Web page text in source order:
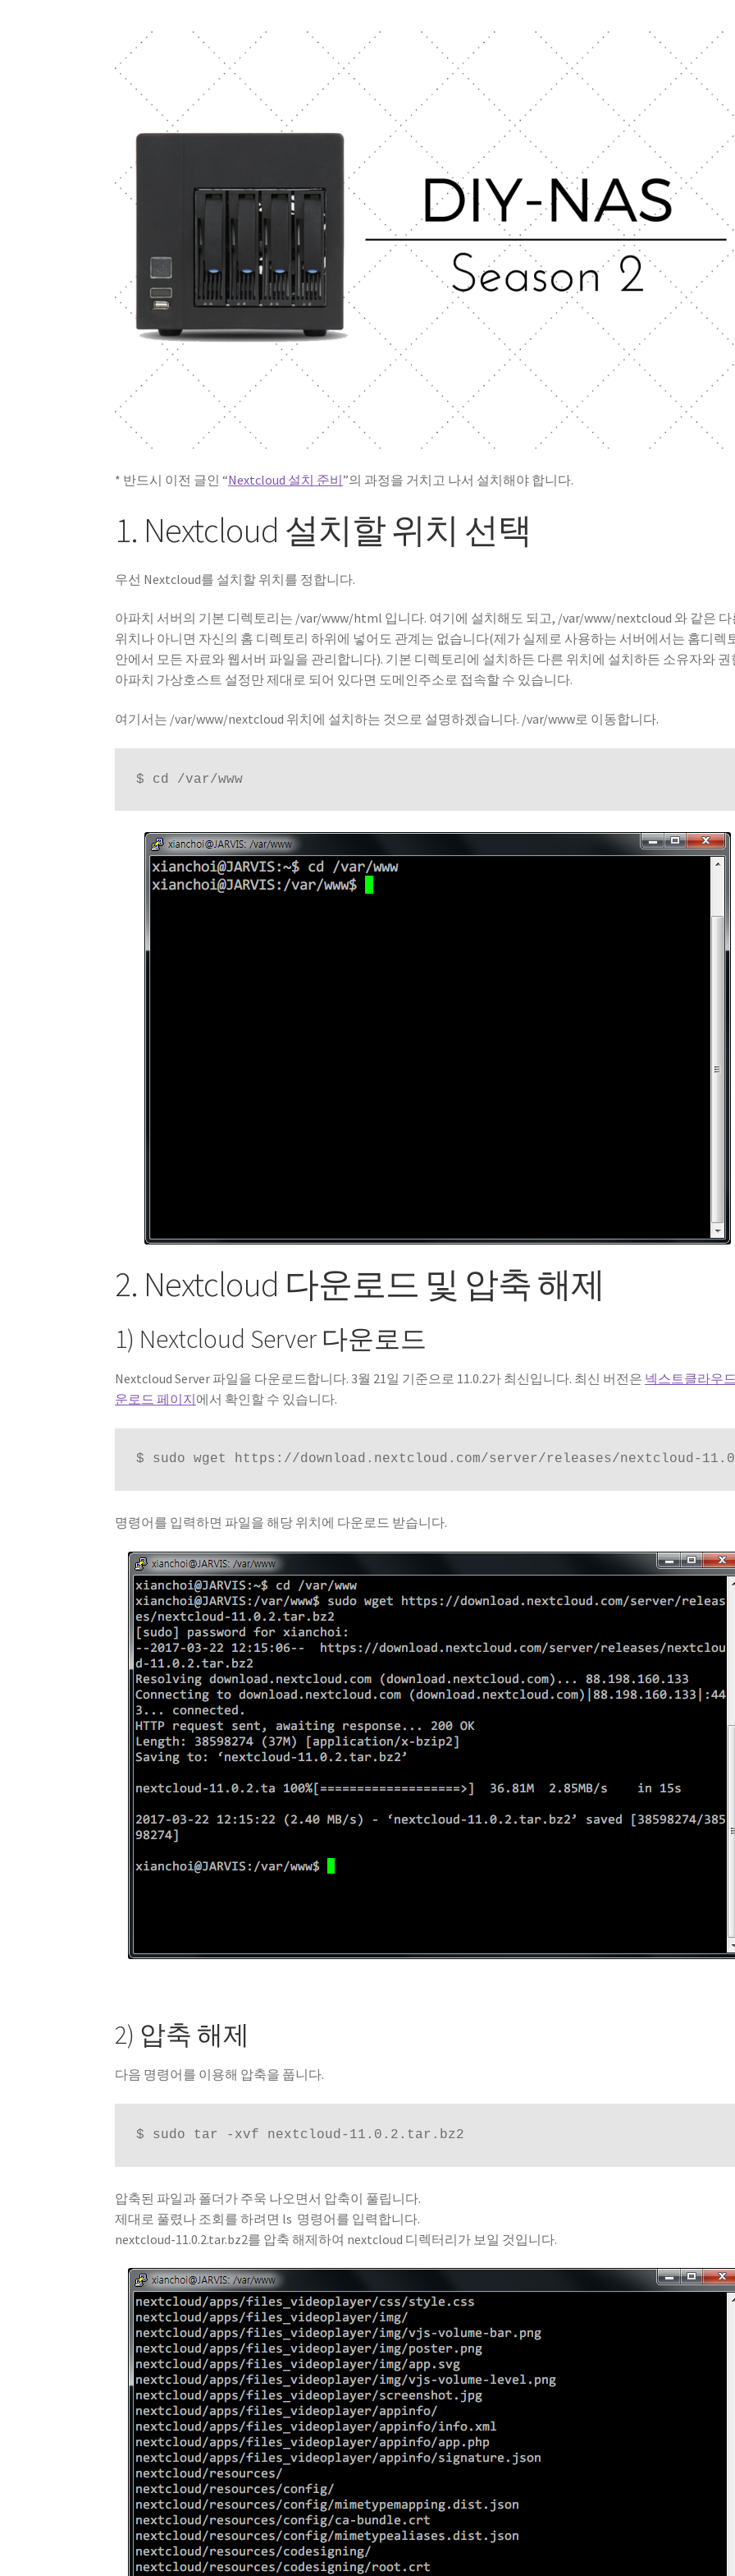
* 반드시 이전 글인 “Nextcloud 설치 준비”의 과정을 거치고 나서 설치해야 합니다.
1. Nextcloud 설치할 위치 선택
우선 Nextcloud를 설치할 위치를 정합니다.
아파치 서버의 기본 디렉토리는 /var/www/html 입니다. 여기에 설치해도 되고, /var/www/nextcloud 와 같은 다
위치나 아니면 자신의 홈 디렉토리 하위에 넣어도 관계는 없습니다(제가 실제로 사용하는 서버에서는 홈디렉
안에서 모든 자료와 웹서버 파일을 관리합니다). 기본 디렉토리에 설치하든 다른 위치에 설치하든 소유자와 권
아파치 가상호스트 설정만 제대로 되어 있다면 도메인주소로 접속할 수 있습니다.
여기서는 /var/www/nextcloud 위치에 설치하는 것으로 설명하겠습니다. /var/www로 이동합니다.
$ cd /var/www
2. Nextcloud 다운로드 및 압축 해제
1) Nextcloud Server 다운로드
Nextcloud Server 파일을 다운로드합니다. 3월 21일 기준으로 11.0.2가 최신입니다. 최신 버전은 넥스트클라우
운로드 페이지에서 확인할 수 있습니다.
$ sudo wget https://download.nextcloud.com/server/releases/nextcloud-
명령어를 입력하면 파일을 해당 위치에 다운로드 받습니다.
2) 압축 해제
다음 명령어를 이용해 압축을 풉니다.
$ sudo tar -xvf nextcloud-11.0.2.tar.bz2
압축된 파일과 폴더가 주욱 나오면서 압축이 풀립니다.
제대로 풀렸나 조회를 하려면 ls 명령어를 입력합니다.
nextcloud-11.0.2.tar.bz2를 압축 해제하여 nextcloud 디렉터리가 보일 것입니다.